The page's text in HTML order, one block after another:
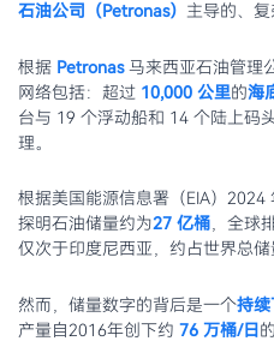
石油公司（Petronas） 主导的、复
根据 Petronas马来西亚石油管理
网络包括：超过 10,000 公里的海
台与 19 个浮动船和 14 个陆上码
理。
根据美国能源信息署（EIA）
探明石油储量约为27 亿桶 ，全球
仅次于印度尼西亚，约占世界总储
然而，储量数字的背后是一个持续
产量自2016年创下约 76 万桶/日